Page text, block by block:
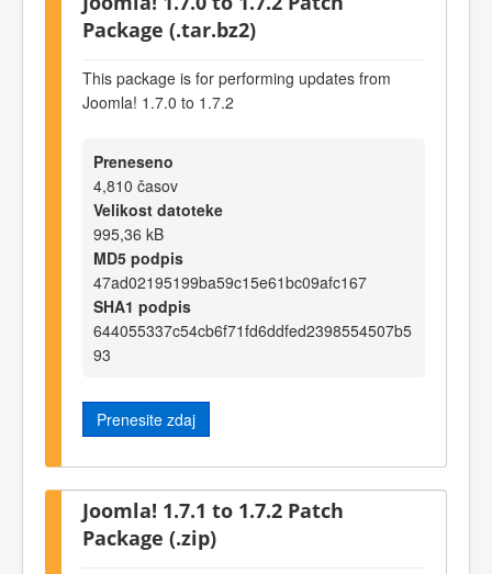
Package (.tar.bz2)
This package is for performing updates from
Joomla! 1.7.0 to 1.7.2
Preneseno
4,810 časov
Velikost datoteke
995,36 kB
MD5 podpis
47ad02195199ba59c15e61bc09afc167
SHA1 podpis
644055337c54cb6f71fd6ddfed2398554507b5
93
Prenesite zdaj
Joomla! 1.7.1 to 1.7.2 Patch
Package (.zip)